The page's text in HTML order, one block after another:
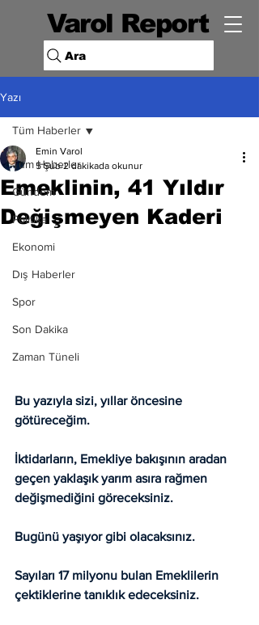
Varol Report
Ara
Yazı
Tüm Haberler
Gündem
Politika
Ekonomi
Dış Haberler
Spor
Son Dakika
Zaman Tüneli
Tüm Haberler
Emeklinin, 41 Yıldır
Değişmeyen Kaderi
Emin Varol
5 Şub 2 dakikada okunur
Bu yazıyla sizi, yıllar öncesine
götüreceğim.
İktidarların, Emekliye bakışının aradan
geçen yaklaşık yarım asıra rağmen
değişmediğini göreceksiniz.
Bugünü yaşıyor gibi olacaksınız.
Sayıları 17 milyonu bulan Emeklilerin
çektiklerine tanıklık edeceksiniz.